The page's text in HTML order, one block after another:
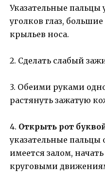
Указательные пальцы
уголков глаз,
крыльев носа.
2. Сделать слабый
3. Обеими руками
растянуть зажатую
4. Открыть рот
указательные пальцы
имеется залом,
круговыми